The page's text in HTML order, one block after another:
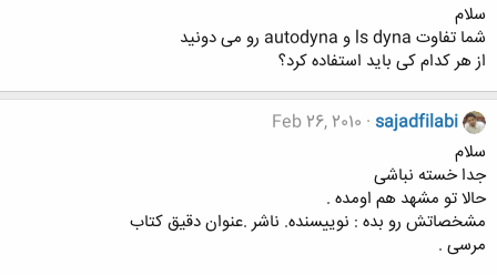
سلام
شما تفاوت ls dyna و autodyna رو می دونید
از هر کدام کی باید استفاده کرد؟
sajadfilabi
Feb 26, 2010
سلام
جدا خسته نباشی
حالا تو مشهد هم اومده .
مشخصاتش رو بده : نوییسنده. ناشر .عنوان دقیق کتاب
مرسی .